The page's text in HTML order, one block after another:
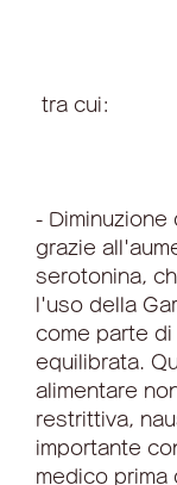
tra cui:
-
grazie
serotonina,
l'uso della
come parte di
equilibrata.
alimentare
restrittiva,
importante
medico prima